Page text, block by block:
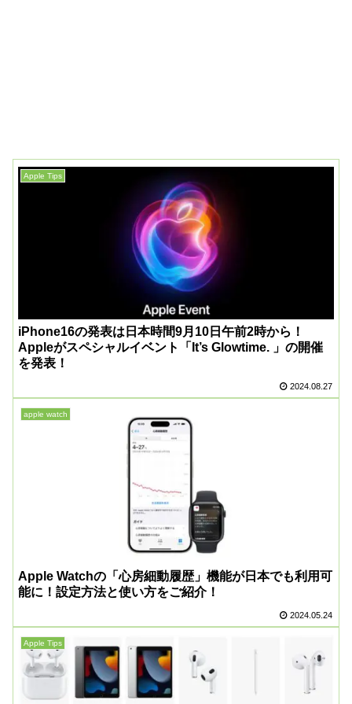
Apple Tips
iPhone16の発表は日本時間9月10日午前2時から！
Appleがスペシャルイベント「It’s Glowtime. 」の開催
を発表！
2024.08.27
apple watch
Apple Watchの「心房細動履歴」機能が日本でも利用可
能に！設定方法と使い方をご紹介！
2024.05.24
Apple Tips